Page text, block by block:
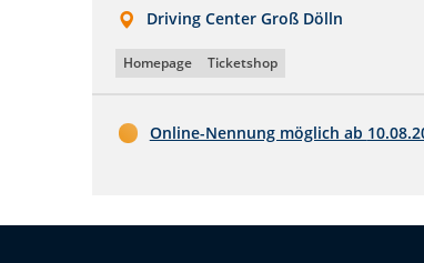
Driving Center Groß Dölln
Homepage Ticketshop
Online-Nennung möglich ab
Dieser Cookie speichert Informationen
verwendeten Hintergrundbildern der
Cookie Consent